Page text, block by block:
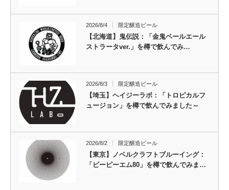
2026/8/4 限定醸造ビール
【北海道】鬼伝説：「金鬼ペールエール
ストラータver.」を樽で飲んでみ…
2026/8/3 限定醸造ビール
【埼玉】ヘイジーラボ：「トロピカルフ
ュージョン」を樽で飲んでみました～
2026/8/2 限定醸造ビール
【東京】ノベルクラフトブルーイング：
「ビーピーエム80」を樽で飲んでみま…